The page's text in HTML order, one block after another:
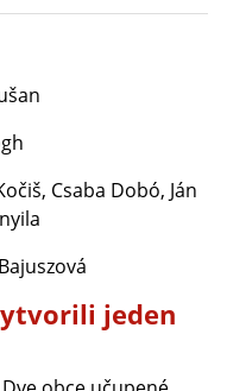
Csaba Dobó, Ján
jeden